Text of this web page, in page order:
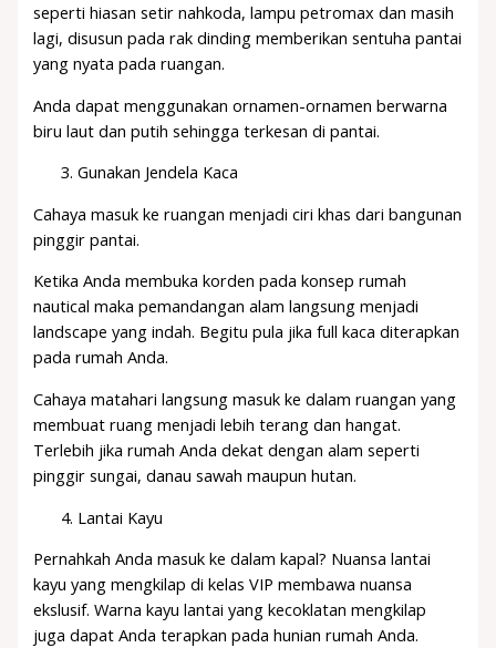
seperti hiasan setir nahkoda, lampu petromax dan masih
lagi, disusun pada rak dinding memberikan sentuha pantai
yang nyata pada ruangan.
Anda dapat menggunakan ornamen-ornamen berwarna
biru laut dan putih sehingga terkesan di pantai.
Gunakan Jendela Kaca
Cahaya masuk ke ruangan menjadi ciri khas dari bangunan
pinggir pantai.
Ketika Anda membuka korden pada konsep rumah
nautical maka pemandangan alam langsung menjadi
landscape yang indah. Begitu pula jika full kaca diterapkan
pada rumah Anda.
Cahaya matahari langsung masuk ke dalam ruangan yang
membuat ruang menjadi lebih terang dan hangat.
Terlebih jika rumah Anda dekat dengan alam seperti
pinggir sungai, danau sawah maupun hutan.
Lantai Kayu
Pernahkah Anda masuk ke dalam kapal? Nuansa lantai
kayu yang mengkilap di kelas VIP membawa nuansa
ekslusif. Warna kayu lantai yang kecoklatan mengkilap
juga dapat Anda terapkan pada hunian rumah Anda.